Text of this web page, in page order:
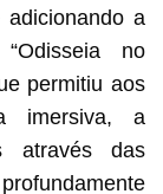
a
no
permitiu aos
imersiva, a
através das